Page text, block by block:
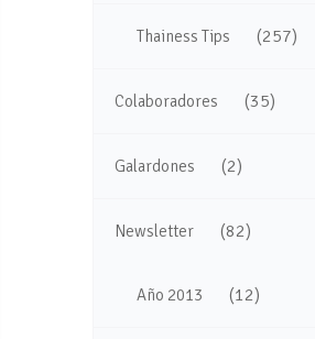
Thainess Tips (257)
Colaboradores (35)
Galardones (2)
Newsletter (82)
Año 2013 (12)